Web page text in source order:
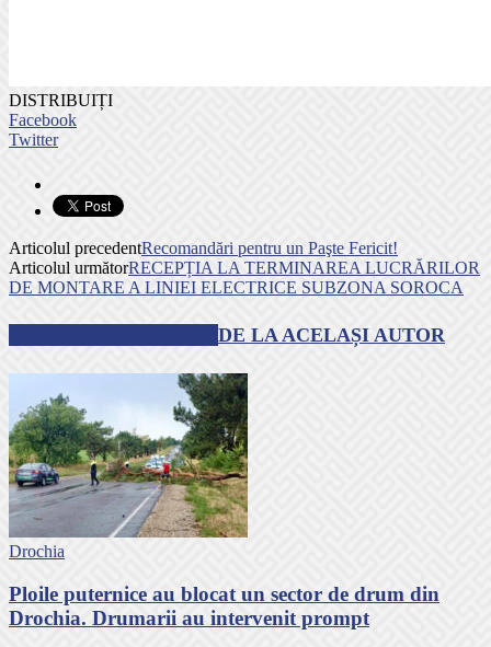
DISTRIBUIȚI
Facebook
Twitter
Articolul precedentRecomandări pentru un Paşte Fericit!
Articolul următorRECEPȚIA LA TERMINAREA LUCRĂRILOR
DE MONTARE A LINIEI ELECTRICE SUBZONA SOROCA
DE LA ACELAȘI AUTOR
Drochia
Ploile puternice au blocat un sector de drum din
Drochia. Drumarii au intervenit prompt